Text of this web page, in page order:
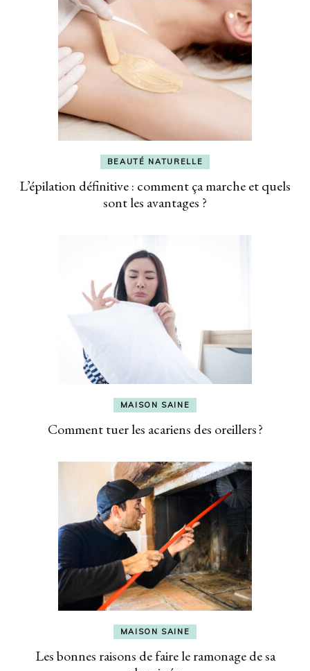
BEAUTÉ NATURELLE
L’épilation définitive : comment ça marche et quels
sont les avantages ?
MAISON SAINE
Comment tuer les acariens des oreillers ?
MAISON SAINE
Les bonnes raisons de faire le ramonage de sa